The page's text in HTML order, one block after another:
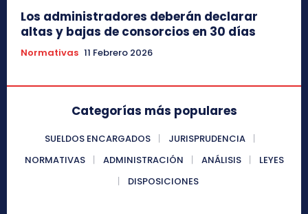
Los administradores deberán declarar
altas y bajas de consorcios en 30 días
Normativas 11 Febrero 2026
Categorías más populares
SUELDOS ENCARGADOS
JURISPRUDENCIA
NORMATIVAS
ADMINISTRACIÓN ANÁLISIS
LEYES
DISPOSICIONES